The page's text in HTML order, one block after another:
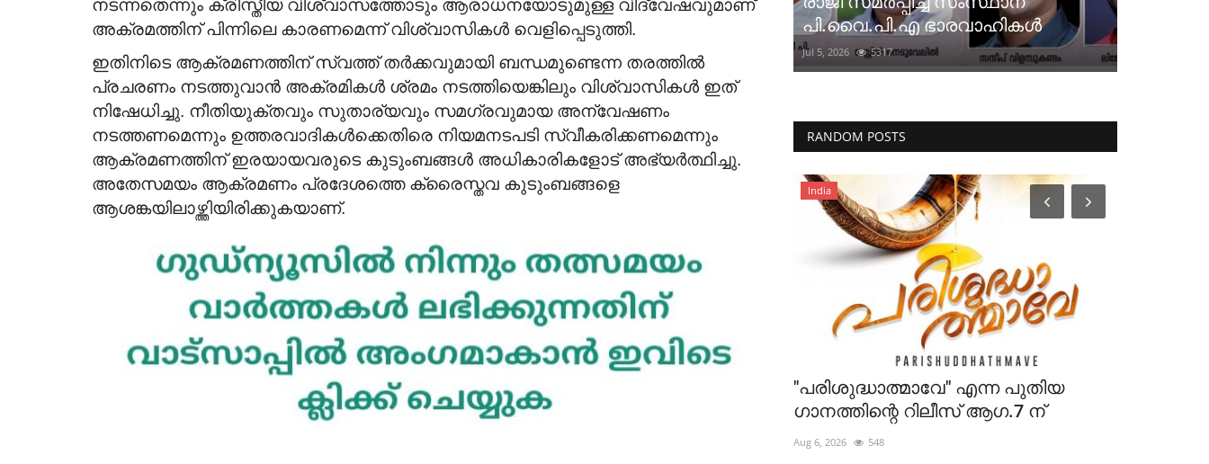
നടന്നതെന്നും ക്രിസ്തീയ വിശ്വാസത്തോടും ആരാധനയോടുമുള്ള വിദ്വേഷവുമാണ്
അക്രമത്തിന് പിന്നിലെ കാരണമെന്ന് വിശ്വാസികള്‍ വെളിപ്പെടുത്തി.
ഇതിനിടെ ആക്രമണത്തിന് സ്വത്ത് തർക്കവുമായി ബന്ധമുണ്ടെന്ന തരത്തില്‍
പ്രചരണം നടത്തുവാന്‍ അക്രമികള്‍ ശ്രമം നടത്തിയെങ്കിലും വിശ്വാസികള്‍ ഇത്
നിഷേധിച്ചു. നീതിയുക്തവും സുതാര്യവും സമഗ്രവുമായ അന്വേഷണം
നടത്തണമെന്നും ഉത്തരവാദികൾക്കെതിരെ നിയമനടപടി സ്വീകരിക്കണമെന്നും
ആക്രമണത്തിന് ഇരയായവരുടെ കുടുംബങ്ങൾ അധികാരികളോട് അഭ്യർത്ഥിച്ചു.
അതേസമയം ആക്രമണം പ്രദേശത്തെ ക്രൈസ്തവ കുടുംബങ്ങളെ
ആശങ്കയിലാഴ്ത്തിയിരിക്കുകയാണ്.
പി.വൈ.പി.എ ഭാരവാഹികൾ
Jul 5, 2026 5317
RANDOM POSTS
News
ബൈബിൾ പുസ്തകപ്രദർശനം ഓഗസ്റ്റ്
10 മുതൽ തിരുവനന്തപുരത്ത്
News
ഷാർജയിലേക്ക് ആവശ്യമുണ്ട്
Aug 6, 2026
India
"പരിശുദ്ധാത്മാവേ" എന്ന പുതിയ
ഗാനത്തിന്റെ റിലീസ് ആഗ.7 ന്
Aug 6, 2026 548